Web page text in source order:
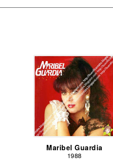
Maribel Guardia
1988